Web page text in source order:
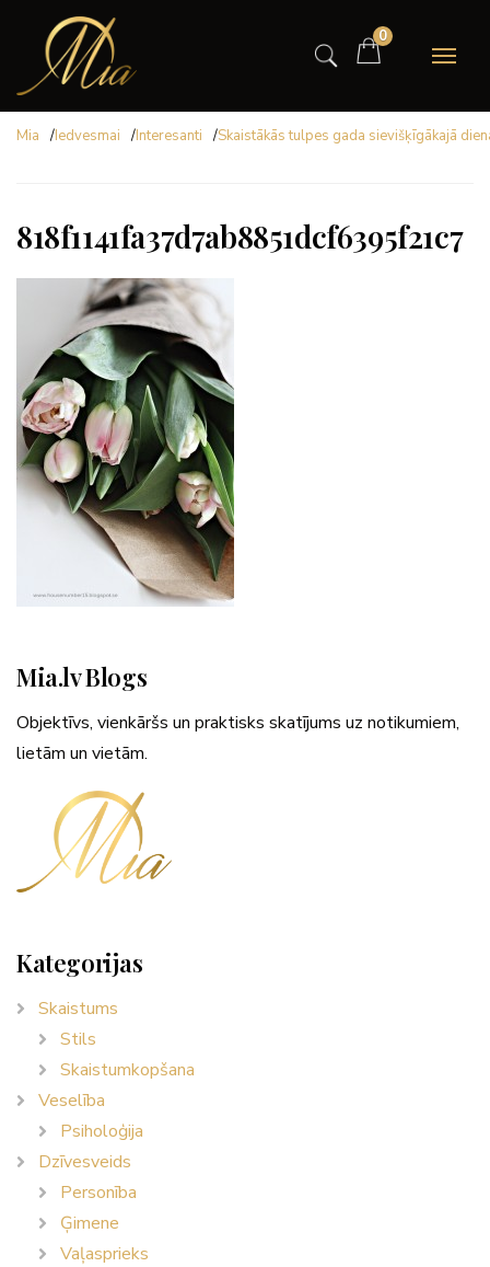
0
Mia /Iedvesmai /Interesanti /Skaistākās tulpes gada sievišķīgākajā
818f1141fa37d7ab8851dcf6395f21c7
Mia.lv Blogs
Objektīvs, vienkāršs un praktisks skatījums uz notikumiem,
lietām un vietām.
Kategorijas
Skaistums
Stils
Skaistumkopšana
Veselība
Psiholoģija
Dzīvesveids
Personība
Ģimene
Vaļasprieks